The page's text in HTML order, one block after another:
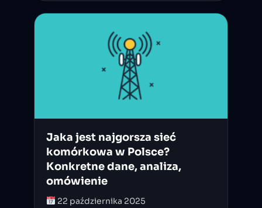
Jaka jest najgorsza sieć
komórkowa w Polsce?
Konkretne dane, analiza,
omówienie
22 października 2025